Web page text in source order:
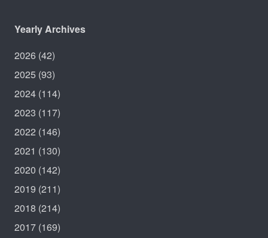
Yearly Archives
2026 (42)
2025 (93)
2024 (114)
2023 (117)
2022 (146)
2021 (130)
2020 (142)
2019 (211)
2018 (214)
2017 (169)